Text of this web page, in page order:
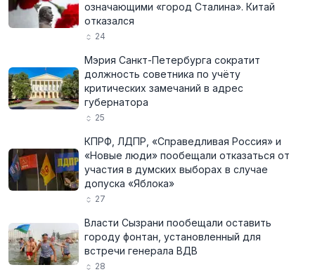
означающими «город Сталина». Китай
отказался
24
Мэрия Санкт-Петербурга сократит
должность советника по учёту
критических замечаний в адрес
губернатора
25
КПРФ, ЛДПР, «Справедливая Россия» и
«Новые люди» пообещали отказаться от
участия в думских выборах в случае
допуска «Яблока»
27
Власти Сызрани пообещали оставить
городу фонтан, установленный для
встречи генерала ВДВ
28